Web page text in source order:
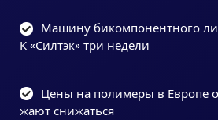
Машину бикомпонентного
К «Силтэк» три недели
Цены на полимеры в Европе
жают снижаться